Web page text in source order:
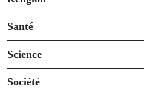
Santé
Science
Société